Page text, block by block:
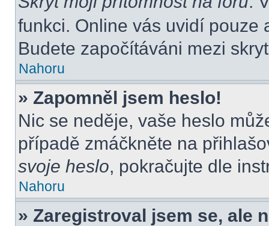
funkci. Online vás uvidí pouze
Budete započítáváni mezi
Nahoru
» Zapomněl jsem heslo!
Nic se neděje, vaše heslo
případě zmáčkněte na
svoje heslo, pokračujte dle
Nahoru
» Zaregistroval jsem se, ale